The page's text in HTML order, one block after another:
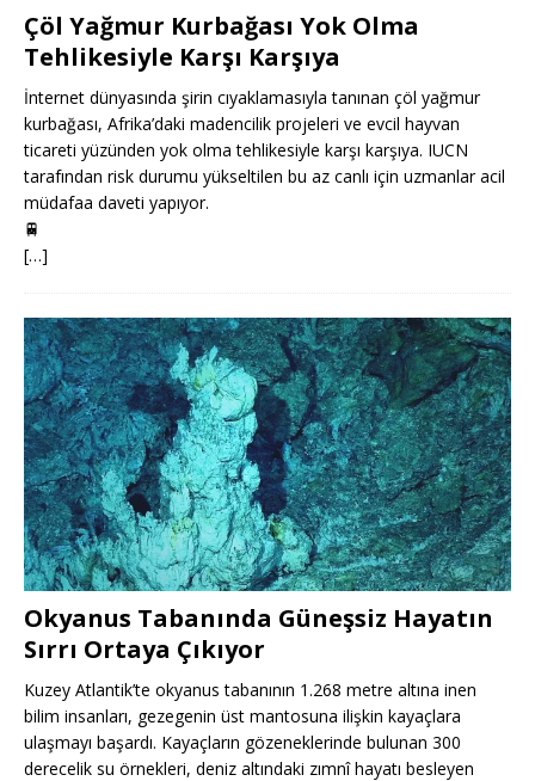
Çöl Yağmur Kurbağası Yok Olma
Tehlikesiyle Karşı Karşıya
İnternet dünyasında şirin cıyaklamasıyla tanınan çöl yağmur
kurbağası, Afrika’daki madencilik projeleri ve evcil hayvan
ticareti yüzünden yok olma tehlikesiyle karşı karşıya. IUCN
tarafından risk durumu yükseltilen bu az canlı için uzmanlar acil
müdafaa daveti yapıyor.
🚆
[…]
Okyanus Tabanında Güneşsiz Hayatın
Sırrı Ortaya Çıkıyor
Kuzey Atlantik’te okyanus tabanının 1.268 metre altına inen
bilim insanları, gezegenin üst mantosuna ilişkin kayaçlara
ulaşmayı başardı. Kayaçların gözeneklerinde bulunan 300
derecelik su örnekleri, deniz altındaki zımnî hayatı besleyen